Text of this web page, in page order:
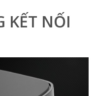
KẾT NỐI